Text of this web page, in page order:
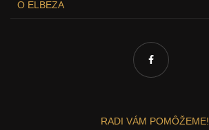
O ELBEZA
RADI VÁM POMÔŽEME!